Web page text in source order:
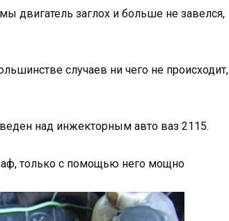
двигатель заглох и больше не завелся,
случаев ни чего не происходит,
над инжекторным авто ваз 2115.
только с помощью него мощно